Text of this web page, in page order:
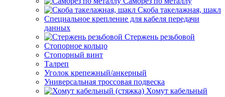
Скоба такелажная, шакл
Специальное крепление для кабеля передачи
данных
Стержень резьбовой
Стопорное кольцо
Стопорный винт
Талреп
Уголок крепежный/анкерный
Универсальная троссовая подвеска
Хомут кабельный